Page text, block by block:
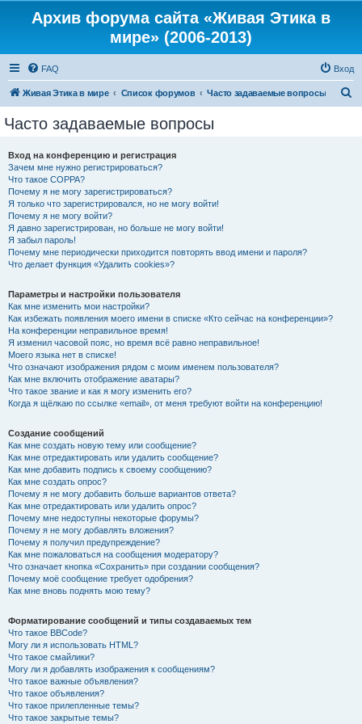
Архив форума сайта «Живая Этика в
мире» (2006-2013)
FAQ Вход
Живая Этика в мире Список форумов Часто задаваемые вопросы
Часто задаваемые вопросы
Вход на конференцию и регистрация
Зачем мне нужно регистрироваться?
Что такое COPPA?
Почему я не могу зарегистрироваться?
Я только что зарегистрировался, но не могу войти!
Почему я не могу войти?
Я давно зарегистрирован, но больше не могу войти!
Я забыл пароль!
Почему мне периодически приходится повторять ввод имени и пароля?
Что делает функция «Удалить cookies»?
Параметры и настройки пользователя
Как мне изменить мои настройки?
Как избежать появления моего имени в списке «Кто сейчас на конференции»?
На конференции неправильное время!
Я изменил часовой пояс, но время всё равно неправильное!
Моего языка нет в списке!
Что означают изображения рядом с моим именем пользователя?
Как мне включить отображение аватары?
Что такое звание и как я могу изменить его?
Когда я щёлкаю по ссылке «email», от меня требуют войти на конференцию!
Создание сообщений
Как мне создать новую тему или сообщение?
Как мне отредактировать или удалить сообщение?
Как мне добавить подпись к своему сообщению?
Как мне создать опрос?
Почему я не могу добавить больше вариантов ответа?
Как мне отредактировать или удалить опрос?
Почему мне недоступны некоторые форумы?
Почему я не могу добавлять вложения?
Почему я получил предупреждение?
Как мне пожаловаться на сообщения модератору?
Что означает кнопка «Сохранить» при создании сообщения?
Почему моё сообщение требует одобрения?
Как мне вновь поднять мою тему?
Форматирование сообщений и типы создаваемых тем
Что такое BBCode?
Могу ли я использовать HTML?
Что такое смайлики?
Могу ли я добавлять изображения к сообщениям?
Что такое важные объявления?
Что такое объявления?
Что такое прилепленные темы?
Что такое закрытые темы?